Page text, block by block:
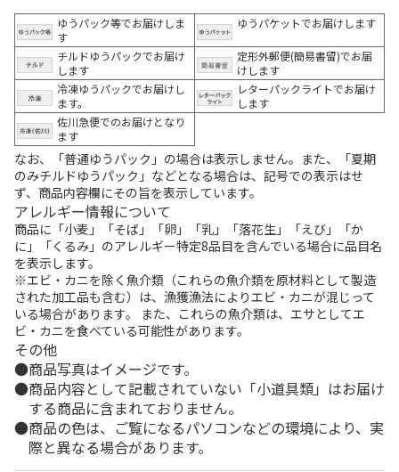
ゆうパック等でお届けしま
す
ゆうパケットでお届けします
チルドゆうパックでお届け
します
定形外郵便(簡易書留)でお届
けします
冷凍ゆうパックでお届けし
ます。
レターパックライトでお届け
します
佐川急便でのお届けとなり
ます
なお、「普通ゆうパック」の場合は表示しません。また、「夏期
のみチルドゆうパック」などとなる場合は、記号での表示はせ
ず、商品内容欄にその旨を表示しています。
アレルギー情報について
商品に「小麦」「そば」「卵」「乳」「落花生」「えび」「か
に」「くるみ」のアレルギー特定8品目を含んでいる場合に品目名
を表示します。
※エビ・カニを除く魚介類（これらの魚介類を原材料として製造
された加工品も含む）は、漁獲漁法によりエビ・カニが混じって
いる場合があります。 また、これらの魚介類は、エサとしてエ
ビ・カニを食べている可能性があります。
その他
商品写真はイメージです。
商品内容として記載されていない「小道具類」はお届け
する商品に含まれておりません。
商品の色は、ご覧になるパソコンなどの環境により、実
際と異なる場合があります。